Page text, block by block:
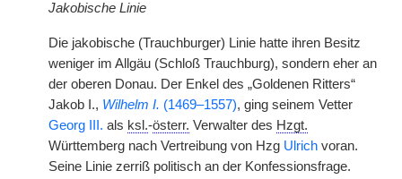
Jakobische Linie
Die jakobische (Trauchburger) Linie hatte ihren Besitz
weniger im Allgäu (Schloß Trauchburg), sondern eher an
der oberen Donau. Der Enkel des „Goldenen Ritters“
Jakob I., Wilhelm I. (1469–1557), ging seinem Vetter
Georg III. als ksl.-österr. Verwalter des Hzgt.
Württemberg nach Vertreibung von Hzg Ulrich voran.
Seine Linie zerriß politisch an der Konfessionsfrage.